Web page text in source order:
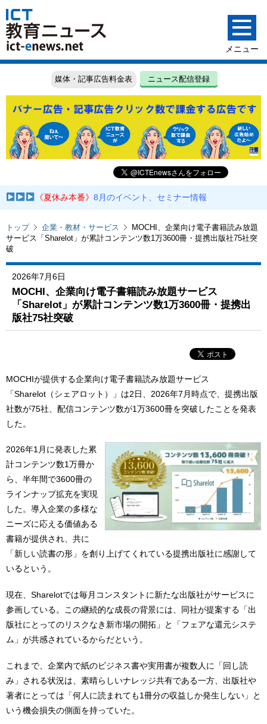
媒体・記事広告料金表 ニュース配信登録
《夏休み本番》8月のイベント、セミナー情報
トップ 企業・教材・サービス
MOCHI、企業向け電子書籍読み放題
サービス「Sharelot」が累計コンテンツ数1万3600冊・提携出版社75社突
破
2026年7月6日
MOCHI、企業向け電子書籍読み放題サービス
「Sharelot」が累計コンテンツ数1万3600冊・提携出
版社75社突破
MOCHIが提供する企業向け電子書籍読み放題サービス
「Sharelot（シェアロット）」は2日、2026年7月時点で、提携出版
社数が75社、配信コンテンツ数が1万3600冊を突破したことを発表
した。
2026年1月に発表した累
計コンテンツ数1万冊か
ら、半年間で3600冊の
ラインナップ拡充を実現
した。導入企業の多様な
ニーズに応える価値ある
書籍が提供され、共に
「新しい読書の形」を創り上げてくれている提携出版社に感謝して
いるという。
現在、Sharelotでは毎月コンスタントに新たな出版社がサービスに
参画している。この継続的な成長の背景には、同社が提案する「出
版社にとってのリスクなき新市場の開拓」と「フェアな還元システ
ム」が共感されているからだという。
これまで、企業内で紙のビジネス書や実用書が複数人に「回し読
み」される状況は、素晴らしいナレッジ共有である一方、出版社や
著者にとっては「何人に読まれても1冊分の収益しか発生しない」と
いう機会損失の側面を持っていた。